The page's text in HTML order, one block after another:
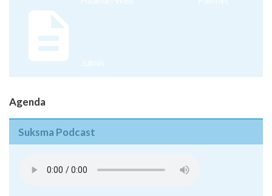
Juknis
Agenda
Suksma Podcast